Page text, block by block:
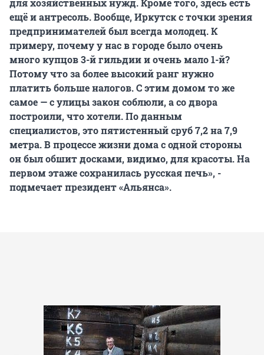
для хозяйственных нужд. Кроме того, здесь есть
ещё и антресоль. Вообще, Иркутск с точки зрения
предпринимателей был всегда молодец. К
примеру, почему у нас в городе было очень
много купцов 3-й гильдии и очень мало 1-й?
Потому что за более высокий ранг нужно
платить больше налогов. С этим домом то же
самое — с улицы закон соблюли, а со двора
построили, что хотели. По данным
специалистов, это пятистенный сруб 7,2 на 7,9
метра. В процессе жизни дома с одной стороны
он был обшит досками, видимо, для красоты. На
первом этаже сохранилась русская печь», -
подмечает президент «Альянса».